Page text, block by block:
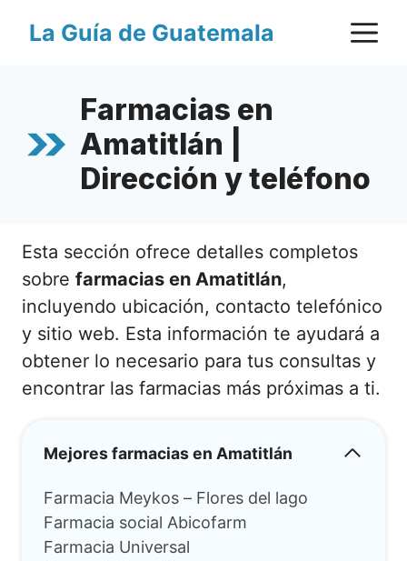
La Guía de Guatemala
Farmacias en
Amatitlán |
Dirección y teléfono
Esta sección ofrece detalles completos
sobre farmacias en Amatitlán,
incluyendo ubicación, contacto telefónico
y sitio web. Esta información te ayudará a
obtener lo necesario para tus consultas y
encontrar las farmacias más próximas a ti.
Mejores farmacias en Amatitlán
Farmacia Meykos – Flores del lago
Farmacia social Abicofarm
Farmacia Universal